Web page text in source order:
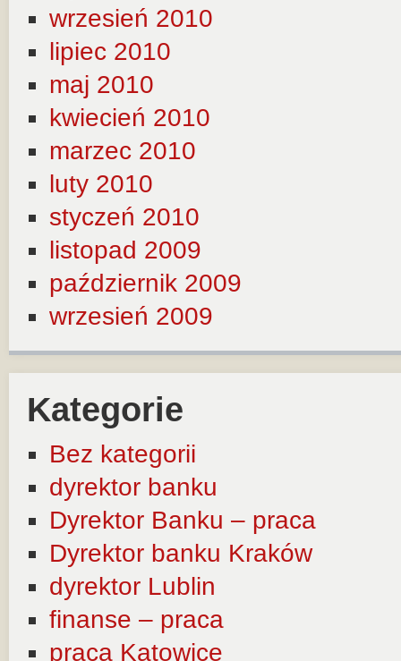
wrzesień 2010
lipiec 2010
maj 2010
kwiecień 2010
marzec 2010
luty 2010
styczeń 2010
listopad 2009
październik 2009
wrzesień 2009
Kategorie
Bez kategorii
dyrektor banku
Dyrektor Banku – praca
Dyrektor banku Kraków
dyrektor Lublin
finanse – praca
praca Katowice